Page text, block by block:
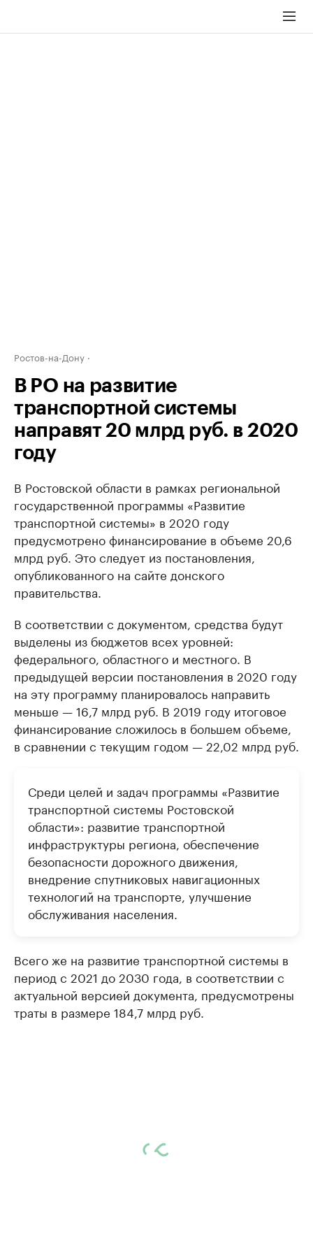
Ростов-на-Дону
В РО на развитие
транспортной системы
направят 20 млрд руб. в 2020
году
В Ростовской области в рамках региональной
государственной программы «Развитие
транспортной системы» в 2020 году
предусмотрено финансирование в объеме 20,6
млрд руб. Это следует из постановления,
опубликованного на сайте донского
правительства.
В соответствии с документом, средства будут
выделены из бюджетов всех уровней:
федерального, областного и местного. В
предыдущей версии постановления в 2020 году
на эту программу планировалось направить
меньше — 16,7 млрд руб. В 2019 году итоговое
финансирование сложилось в большем объеме,
в сравнении с текущим годом — 22,02 млрд руб.
Среди целей и задач программы «Развитие
транспортной системы Ростовской
области»: развитие транспортной
инфраструктуры региона, обеспечение
безопасности дорожного движения,
внедрение спутниковых навигационных
технологий на транспорте, улучшение
обслуживания населения.
Всего же на развитие транспортной системы в
период с 2021 до 2030 года, в соответствии с
актуальной версией документа, предусмотрены
траты в размере 184,7 млрд руб.